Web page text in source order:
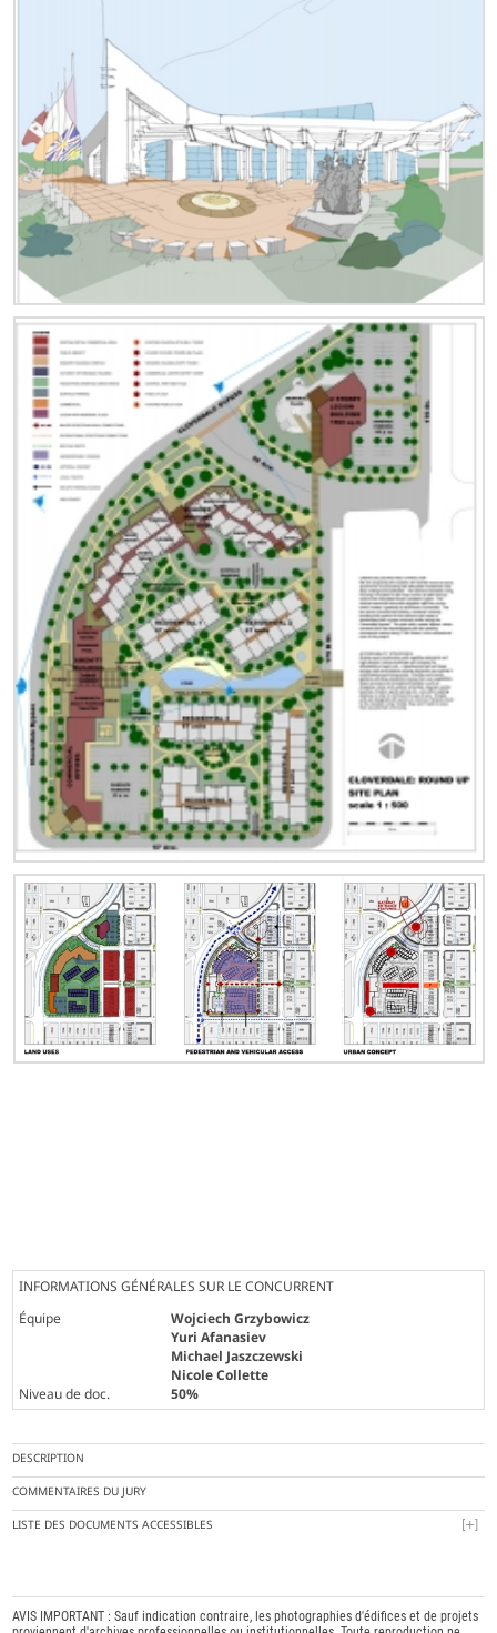
INFORMATIONS GÉNÉRALES SUR LE CONCURRENT
Équipe
Wojciech Grzybowicz
Yuri Afanasiev
Michael Jaszczewski
Nicole Collette
Niveau de doc.
50%
DESCRIPTION
COMMENTAIRES DU JURY
LISTE DES DOCUMENTS ACCESSIBLES
AVIS IMPORTANT : Sauf indication contraire, les photographies d'édifices et de projets